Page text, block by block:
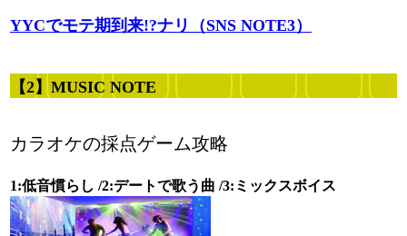
YYCでモテ期到来!?ナリ（SNS NOTE3）
【2】MUSIC NOTE
カラオケの採点ゲーム攻略
1:低音慣らし /2:デートで歌う曲 /3:ミックスボイス